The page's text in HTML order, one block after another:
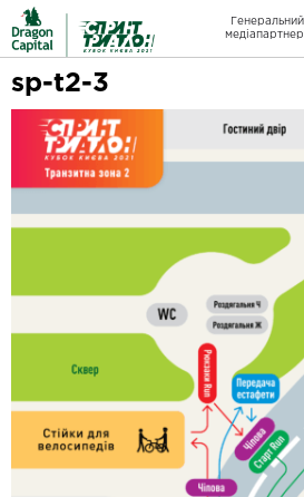
Генеральний
медіапартнер
sp-t2-3